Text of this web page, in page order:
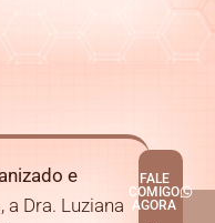
e
, a Dra. Luziana
FALE
COMIGO
AGORA